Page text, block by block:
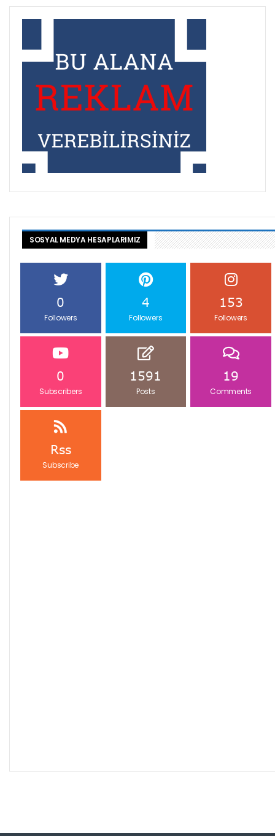
SOSYAL MEDYA HESAPLARIMIZ
0
Followers
4
Followers
153
Followers
0
Subscribers
1591
Posts
19
Comments
Rss
Subscribe